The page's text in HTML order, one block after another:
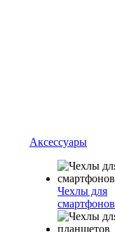
Аксессуары
Чехлы для
смартфонов